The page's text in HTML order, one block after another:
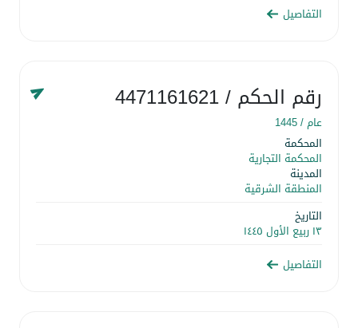
التفاصيل
رقم الحكم/ 4471161621
عام /1445
المحكمة
المحكمة التجارية
المدينة
المنطقة الشرقية
التاريخ
١٣ ربيع الأول ١٤٤٥
التفاصيل